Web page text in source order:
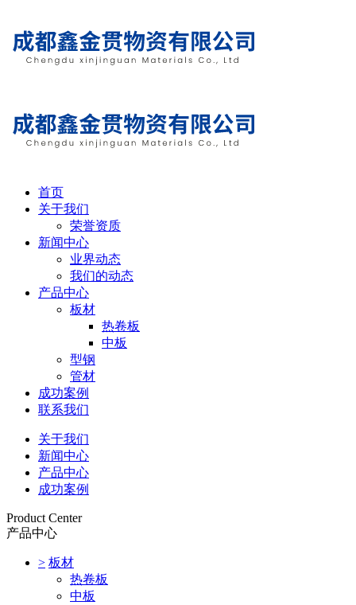
首页
关于我们
荣誉资质
新闻中心
业界动态
我们的动态
产品中心
板材
热卷板
中板
型钢
管材
成功案例
联系我们
关于我们
新闻中心
产品中心
成功案例
Product Center
产品中心
> 板材
热卷板
中板